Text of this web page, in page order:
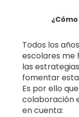
Todos los
escolares me
las
fomentar
Es por ello
colaboración
en cuenta: